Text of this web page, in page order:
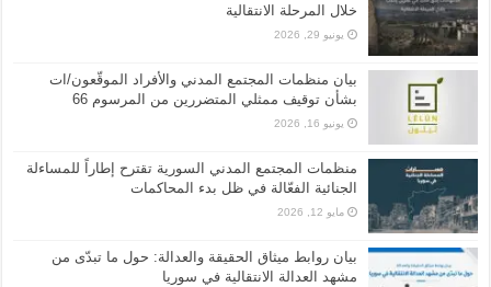
خلال المرحلة الانتقالية
يونيو 29, 2026
بيان منظمات المجتمع المدني والأفراد الموقّعون/ات
بشأن توقيف ممثلي المتضررين من المرسوم 66
يونيو 16, 2026
منظمات المجتمع المدني السورية تقترح إطاراً للمساءلة
الجنائية الفعّالة في ظل بدء المحاكمات
مايو 12, 2026
بيان روابط ميثاق الحقيقة والعدالة: حول ما تبدّى من
مشهد العدالة الانتقالية في سوريا